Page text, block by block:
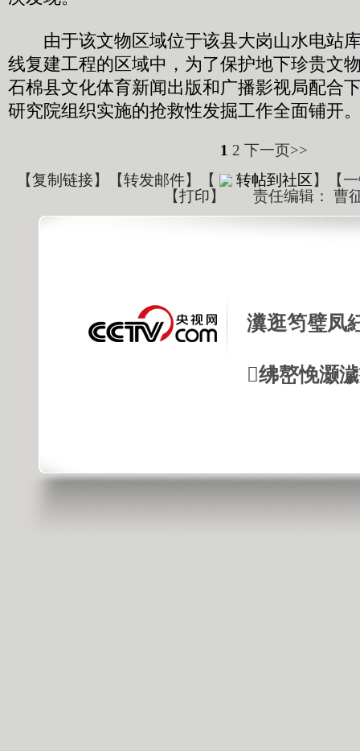
由于该文物区域位于该县大岗山水电站
线复建工程的区域中，为了保护地下珍贵文
石棉县文化体育新闻出版和广播影视局配合
研究院组织实施的抢救性发掘工作全面铺开
1 2 下一页>>
【复制链接】【转发邮件】 【 转帖到社区】【
【打印】 责任编辑： 曹
瀵逛笉璧凤
绋嶅悗灏